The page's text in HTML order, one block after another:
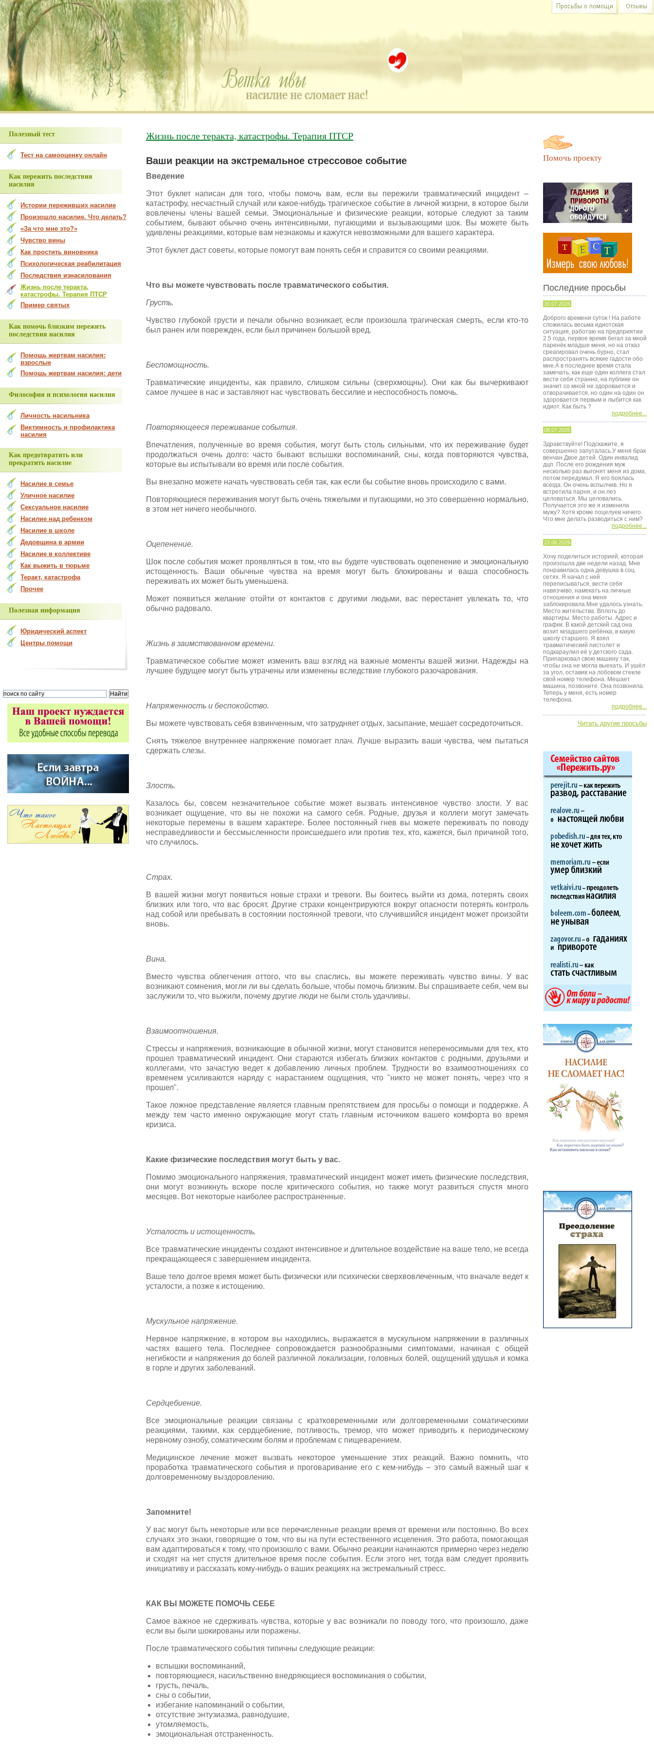
В разделе «Просьбы о помощи» много историй, авторы которых остро нуждаются в Вашем участии и совете.
Жизнь после теракта, катастрофы. Терапия ПТСР
Ваши реакции на экстремальное стрессовое событие
Введение
Этот буклет написан для того, чтобы помочь вам, если вы пережили травматический инцидент –
катастрофу, несчастный случай или какое-нибудь трагическое событие в личной жизрни, в которое были
вовлечены члены вашей семьи. Эмоциональные и физические реакции, которые следуют за таким
событием, бывают обычно очень интенсивными, пугающими и вызывающими шок. Вы можете быть
удивлены реакциями, которые вам незнакомы и кажутся невозможными для вашего характера.
Этот буклет даст советы, которые помогут вам понять себя и справится со своими реакциями.
Что вы можете чувствовать после травматического события.
Грусть.
Чувство глубокой грусти и печали обычно возникает, если произошла трагическая смерть, если кто-то
был ранен или поврежден, если был причинен большой вред.
Беспомощность.
Травматические инциденты, как правило, слишком сильны (сверхмощны). Они как бы вычеркивают
самое лучшее в нас и заставляют нас чувствовать бессилие и неспособность помочь.
Повторяющееся переживание события.
Впечатления, полученные во время события, могут быть столь сильными, что их переживание будет
продолжаться очень долго: часто бывают вспышки воспоминаний, сны, когда повторяются чувства,
которые вы испытывали во время или после события.
Вы внезапно можете начать чувствовать себя так, как если бы событие вновь происходило с вами.
Повторяющиеся переживания могут быть очень тяжелыми и пугающими, но это совершенно нормально,
в этом нет ничего необычного.
Оцепенение.
Шок после события может проявляться в том, что вы будете чувствовать оцепенение и эмоциональную
истощенность. Ваши обычные чувства на время могут быть блокированы и ваша способность
переживать их может быть уменьшена.
Может появиться желание отойти от контактов с другими людьми, вас перестанет увлекать то, что
обычно радовало.
Жизнь в заимствованном времени.
Травматическое событие может изменить ваш взгляд на важные моменты вашей жизни. Надежды на
лучшее будущее могут быть утрачены или изменены вследствие глубокого разочарования.
Напряженность и беспокойство.
Вы можете чувствовать себя взвинченным, что затрудняет отдых, засыпание, мешает сосредоточиться.
Снять тяжелое внутреннее напряжение помогает плач. Лучше выразить ваши чувства, чем пытаться
сдержать слезы.
Злость.
Казалось бы, совсем незначительное событие может вызвать интенсивное чувство злости. У вас
возникает ощущение, что вы не похожи на самого себя. Родные, друзья и коллеги могут замечать
некоторые перемены в вашем характере. Более постоянный гнев вы можете переживать по поводу
несправедливости и бессмысленности происшедшего или против тех, кто, кажется, был причиной того,
что случилось.
Страх.
В вашей жизни могут появиться новые страхи и тревоги. Вы боитесь выйти из дома, потерять своих
близких или того, что вас бросят. Другие страхи концентрируются вокруг опасности потерять контроль
над собой или пребывать в состоянии постоянной тревоги, что случившийся инцидент может произойти
вновь.
Вина.
Вместо чувства облегчения оттого, что вы спаслись, вы можете переживать чувство вины. У вас
возникают сомнения, могли ли вы сделать больше, чтобы помочь близким. Вы спрашиваете себя, чем вы
заслужили то, что выжили, почему другие люди не были столь удачливы.
Взаимоотношения.
Стрессы и напряжения, возникающие в обычной жизни, могут становится непереносимыми для тех, кто
прошел травматический инцидент. Они стараются избегать близких контактов с родными, друзьями и
коллегами, что зачастую ведет к добавлению личных проблем. Трудности во взаимоотношениях со
временем усиливаются наряду с нарастанием ощущения, что "никто не может понять, через что я
прошел".
Такое ложное представление является главным препятствием для просьбы о помощи и поддержке. А
между тем часто именно окружающие могут стать главным источником вашего комфорта во время
кризиса.
Какие физические последствия могут быть у вас.
Помимо эмоционального напряжения, травматический инцидент может иметь физические последствия,
они могут возникнуть вскоре после критического события, но также могут развиться спустя много
месяцев. Вот некоторые наиболее распространенные.
Усталость и истощенность.
Все травматические инциденты создают интенсивное и длительное воздействие на ваше тело, не всегда
прекращающееся с завершением инцидента.
Ваше тело долгое время может быть физически или психически сверхвовлеченным, что вначале ведет к
усталости, а позже к истощению.
Мускульное напряжение.
Нервное напряжение, в котором вы находились, выражается в мускульном напряжении в различных
частях вашего тела. Последнее сопровождается разнообразными симптомами, начиная с общей
негибкости и напряжения до болей различной локализации, головных болей, ощущений удушья и комка
в горле и других заболеваний.
Сердцебиение.
Все эмоциональные реакции связаны с кратковременными или долговременными соматическими
реакциями, такими, как сердцебиение, потливость, тремор, что может приводить к периодическому
нервному ознобу, соматическим болям и проблемам с пищеварением.
Медицинское лечение может вызвать некоторое уменьшение этих реакций. Важно помнить, что
проработка травматического события и проговаривание его с кем-нибудь – это самый важный шаг к
долговременному выздоровлению.
Запомните!
У вас могут быть некоторые или все перечисленные реакции время от времени или постоянно. Во всех
случаях это знаки, говорящие о том, что вы на пути естественного исцеления. Это работа, помогающая
вам адаптироваться к тому, что произошло с вами. Обычно реакции начинаются примерно через неделю
и сходят на нет спустя длительное время после события. Если этого нет, тогда вам следует проявить
инициативу и рассказать кому-нибудь о ваших реакциях на экстремальный стресс.
КАК ВЫ МОЖЕТЕ ПОМОЧЬ СЕБЕ
Самое важное не сдерживать чувства, которые у вас возникали по поводу того, что произошло, даже
если вы были шокированы или поражены.
После травматического события типичны следующие реакции:
вспышки воспоминаний,
повторяющиеся, насильственно внедряющиеся воспоминания о событии,
грусть, печаль,
сны о событии,
избегание напоминаний о событии,
отсутствие энтузиазма, равнодушие,
утомляемость,
эмоциональная отстраненность.
Полезный тест
Тест на самооценку онлайн
Как пережить последствия
насилия
Истории переживших насилие
Произошло насилие. Что делать?
«За что мне это?»
Чувство вины
Как простить виновника
Психологическая реабилитация
Последствия изнасилования
Жизнь после теракта,
катастрофы. Терапия ПТСР
Пример святых
Как помочь близким пережить
последствия насилия
Помощь жертвам насилия:
взрослые
Помощь жертвам насилия: дети
Философия и психология насилия
Личность насильника
Виктимность и профилактика
насилия
Как предотвратить или
прекратить насилие
Насилие в семье
Уличное насилие
Сексуальное насилие
Насилие над ребенком
Насилие в школе
Дедовщина в армии
Насилие в коллективе
Как выжить в тюрьме
Теракт, катастрофа
Прочее
Полезная информация
Юридический аспект
Центры помощи
Помочь проекту
Последние просьбы
30.07.2026
Доброго времени суток ! На работе
сложилась весьма идиотская
ситуация, работаю на предприятии
2.5 года, первое время бегал за мной
паренёк младше меня, но на отказ
среагировал очень бурно, стал
распространять всякие гадости обо
мне.А в последнее время стала
замечать, как еще один коллега стал
вести себя странно, на публике он
значит со мной не здоровается и
отворачивается, но один на один он
здоровается первым и лыбится как
идиот. Как быть ?
подробнее...
08.07.2026
Здравствуйте! Подскажите, я
совершенно запуталась.У меня брак
венчан.Двое детей. Один инвалид
дцп. После его рождения муж
несколько раз выгонят меня из дома,
потом передумал. Я его боялась
всегда. Он очень вспылчив. Но я
встретила парня, и он лез
целоваться. Мы целовались.
Получается это же я изменила
мужу? Хотя кроме поцелуев ничего.
Что мне делать разводиться с ним?
подробнее...
22.06.2026
Хочу поделиться историей, которая
произошла две недели назад. Мне
понравилась одна девушка в соц.
сетях. Я начал с ней
переписываться, вести себя
навязчиво, намекать на личные
отношения и она меня
заблокировала.Мне удалось узнать.
Место жительства. Вплоть до
квартиры. Место работы. Адрес и
график. В какой детский сад она
возит младшего ребёнка, в какую
школу старшего. Я взял
травматический пистолет и
подкараулил её у детского сада.
Припарковал свою машину так,
чтобы она не могла выехать. И ушёл
за угол, оставив на лобовом стекле
свой номер телефона. Мешает
машина, позвоните. Она позвонила.
Теперь у меня, есть номер
телефона.
подробнее...
Читать другие просьбы